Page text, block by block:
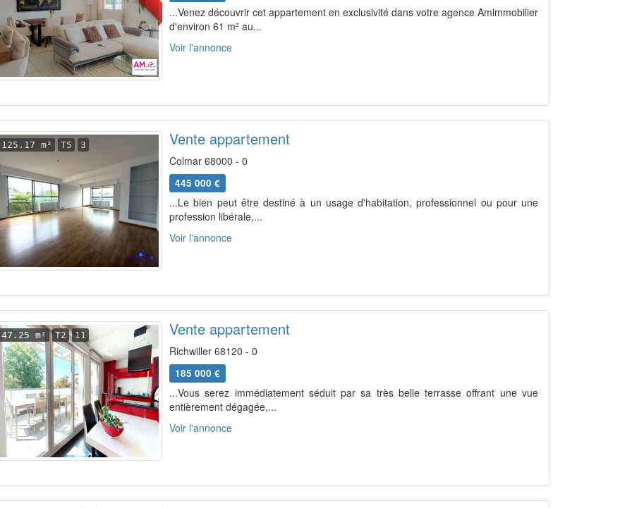
...Venez découvrir cet appartement en exclusivité dans votre agence Amimmobilier
d'environ 61 m² au...
Voir l'annonce
125.17 m² T5 3 Vente appartement
Colmar 68000 - 0
445 000 €
...Le bien peut être destiné à un usage d'habitation, professionnel ou pour une
profession libérale,...
Voir l'annonce
47.25 m² T2 11 Vente appartement
Richwiller 68120 - 0
185 000 €
...Vous serez immédiatement séduit par sa très belle terrasse offrant une vue
entièrement dégagée,...
Voir l'annonce